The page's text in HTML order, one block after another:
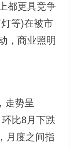
都更具竞争
等)在被市
，商业照明
走势呈
比8月下跌
月度之间指